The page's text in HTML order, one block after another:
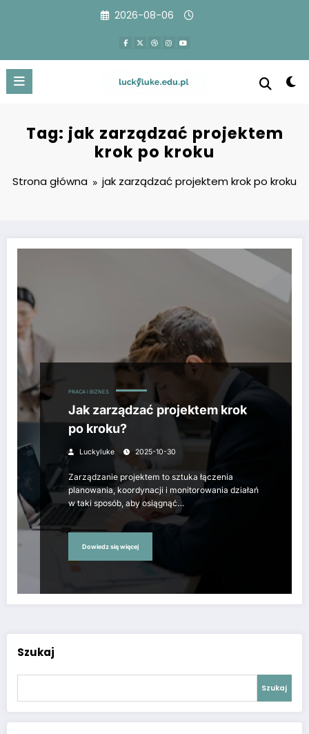
2026-08-06
Tag: jak zarządzać projektem
krok po kroku
Strona główna jak zarządzać projektem krok po kroku
PRACA I BIZNES
Jak zarządzać projektem krok
po kroku?
Luckyluke 2025-10-30
Zarządzanie projektem to sztuka łączenia
planowania, koordynacji i monitorowania działań
w taki sposób, aby osiągnąć…
Dowiedz się więcej
Szukaj
Szukaj